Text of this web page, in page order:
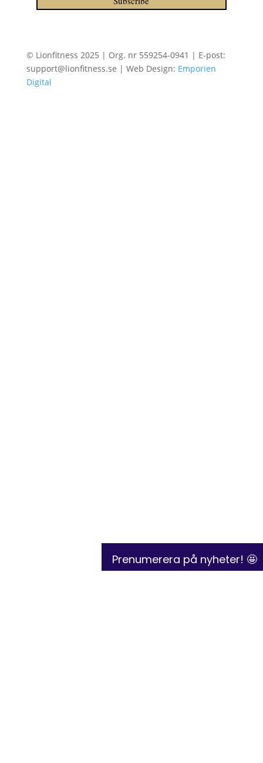
© Lionfitness 2025 | Org. nr 559254-0941 | E-post:
support@lionfitness.se | Web Design: Emporien
Digital
Prenumerera på nyheter! 🤩